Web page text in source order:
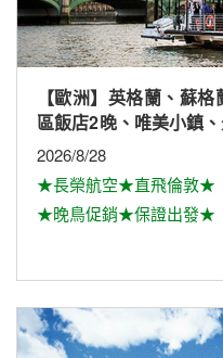
【歐洲】英格蘭、蘇
區飯店2晚、唯美小鎮
雙大學城、下午茶
2026/8/28
★長榮航空★直飛倫敦★
★晚鳥促銷★保證出發★